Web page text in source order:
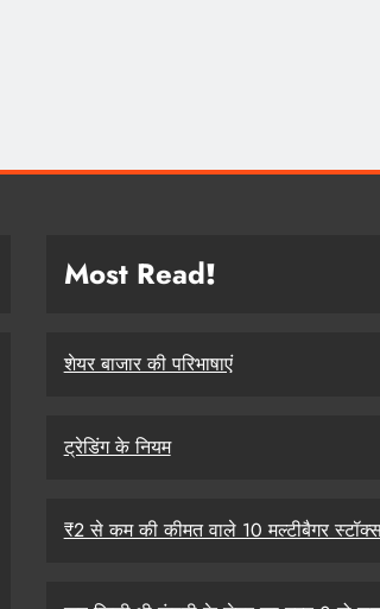
Most Read!
शेयर बाजार की परिभाषाएं
ट्रेडिंग के नियम
₹2 से कम की कीमत वाले 10 मल्टीबैगर